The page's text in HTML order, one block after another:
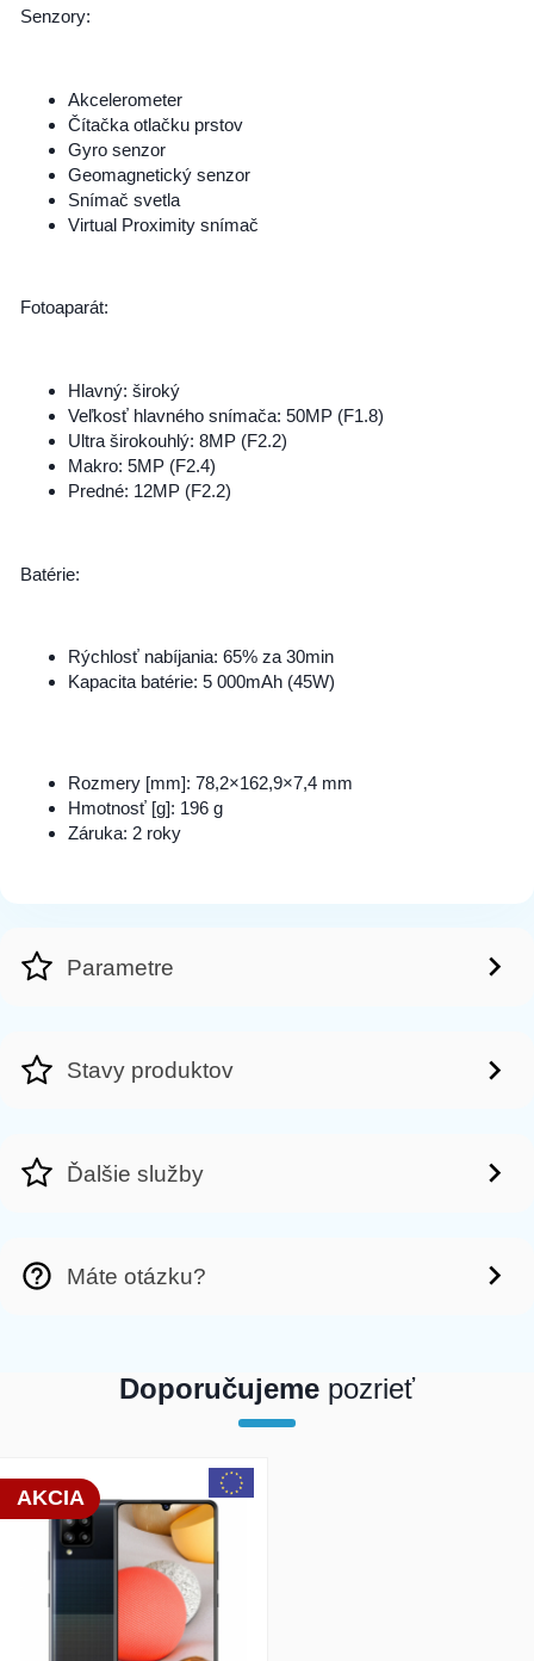
Senzory:
Akcelerometer
Čítačka otlačku prstov
Gyro senzor
Geomagnetický senzor
Snímač svetla
Virtual Proximity snímač
Fotoaparát:
Hlavný: široký
Veľkosť hlavného snímača: 50MP (F1.8)
Ultra širokouhlý: 8MP (F2.2)
Makro: 5MP (F2.4)
Predné: 12MP (F2.2)
Batérie:
Rýchlosť nabíjania: 65% za 30min
Kapacita batérie: 5 000mAh (45W)
Rozmery [mm]: 78,2×162,9×7,4 mm
Hmotnosť [g]: 196 g
Záruka: 2 roky
Parametre
Stavy produktov
Ďalšie služby
Máte otázku?
Doporučujeme pozrieť
array(1) { [0]=> int(26187) }
AKCIA